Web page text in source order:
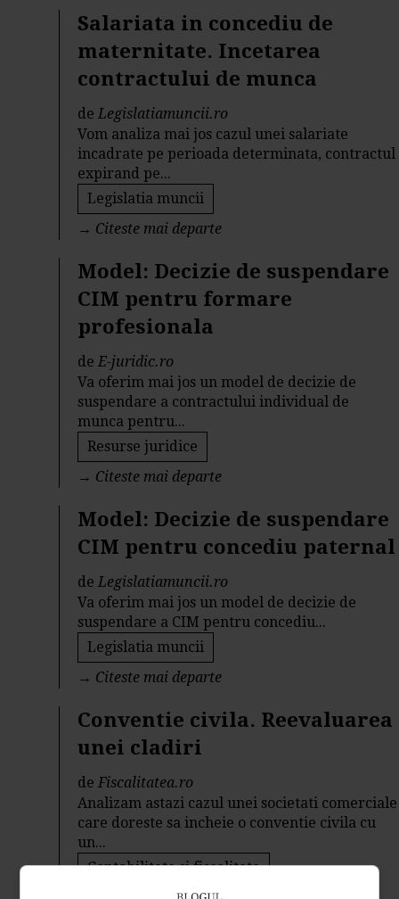
Salariata in concediu de
maternitate. Incetarea
contractului de munca
deLegislatiamuncii.ro
Vom analiza mai jos cazul unei salariate
incadrate pe perioada determinata, contractul
expirand pe...
Legislatia muncii
→ Citeste mai departe
Model: Decizie de suspendare
CIM pentru formare
profesionala
deE-juridic.ro
Va oferim mai jos un model de decizie de
suspendare a contractului individual de
munca pentru...
Resurse juridice
→ Citeste mai departe
Model: Decizie de suspendare
CIM pentru concediu paternal
deLegislatiamuncii.ro
Va oferim mai jos un model de decizie de
suspendare a CIM pentru concediu...
Legislatia muncii
→ Citeste mai departe
Conventie civila. Reevaluarea
unei cladiri
deFiscalitatea.ro
Analizam astazi cazul unei societati comerciale
care doreste sa incheie o conventie civila cu
un...
Contabilitate si fiscalitate